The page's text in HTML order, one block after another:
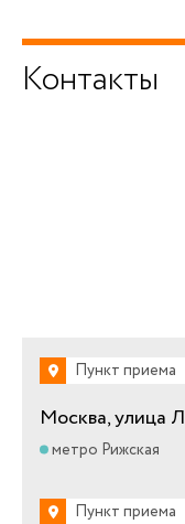
Контакты
Пункт приема
Москва, улица
метро Рижская
Пункт приема